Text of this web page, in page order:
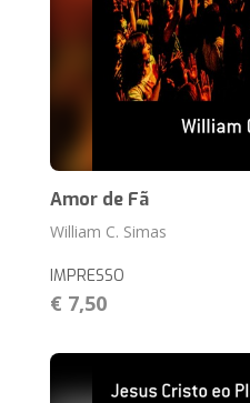
Amor de Fã
William C. Simas
IMPRESSO
€ 7,50